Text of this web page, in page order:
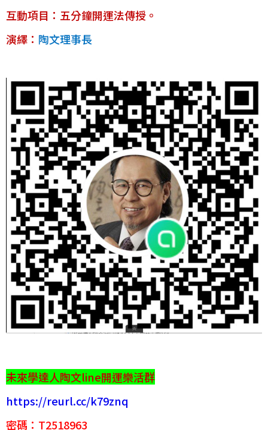
互動項目：五分鐘開運法傳授。
演繹： 陶文理事長
未來學達人陶文line開運樂活群
https://reurl.cc/k79znq
密碼：T2518963